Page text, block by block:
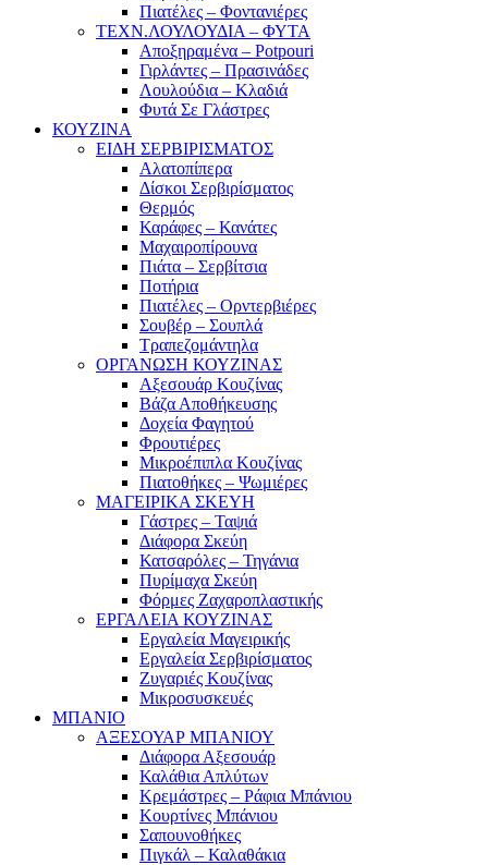
Πιατέλες – Φοντανιέρες
ΤΕΧΝ.ΛΟΥΛΟΥΔΙΑ – ΦΥΤΑ
Αποξηραμένα – Potpouri
Γιρλάντες – Πρασινάδες
Λουλούδια – Κλαδιά
Φυτά Σε Γλάστρες
ΚΟΥΖΙΝΑ
ΕΙΔΗ ΣΕΡΒΙΡΙΣΜΑΤΟΣ
Αλατοπίπερα
Δίσκοι Σερβιρίσματος
Θερμός
Καράφες – Κανάτες
Μαχαιροπίρουνα
Πιάτα – Σερβίτσια
Ποτήρια
Πιατέλες – Ορντερβιέρες
Σουβέρ – Σουπλά
Τραπεζομάντηλα
ΟΡΓΑΝΩΣΗ ΚΟΥΖΙΝΑΣ
Αξεσουάρ Κουζίνας
Βάζα Αποθήκευσης
Δοχεία Φαγητού
Φρουτιέρες
Μικροέπιπλα Κουζίνας
Πιατοθήκες – Ψωμιέρες
ΜΑΓΕΙΡΙΚΑ ΣΚΕΥΗ
Γάστρες – Ταψιά
Διάφορα Σκεύη
Κατσαρόλες – Τηγάνια
Πυρίμαχα Σκεύη
Φόρμες Ζαχαροπλαστικής
ΕΡΓΑΛΕΙΑ ΚΟΥΖΙΝΑΣ
Εργαλεία Μαγειρικής
Εργαλεία Σερβιρίσματος
Ζυγαριές Κουζίνας
Μικροσυσκευές
ΜΠΑΝΙΟ
ΑΞΕΣΟΥΑΡ ΜΠΑΝΙΟΥ
Διάφορα Αξεσουάρ
Καλάθια Απλύτων
Κρεμάστρες – Ράφια Μπάνιου
Κουρτίνες Μπάνιου
Σαπουνοθήκες
Πιγκάλ – Καλαθάκια